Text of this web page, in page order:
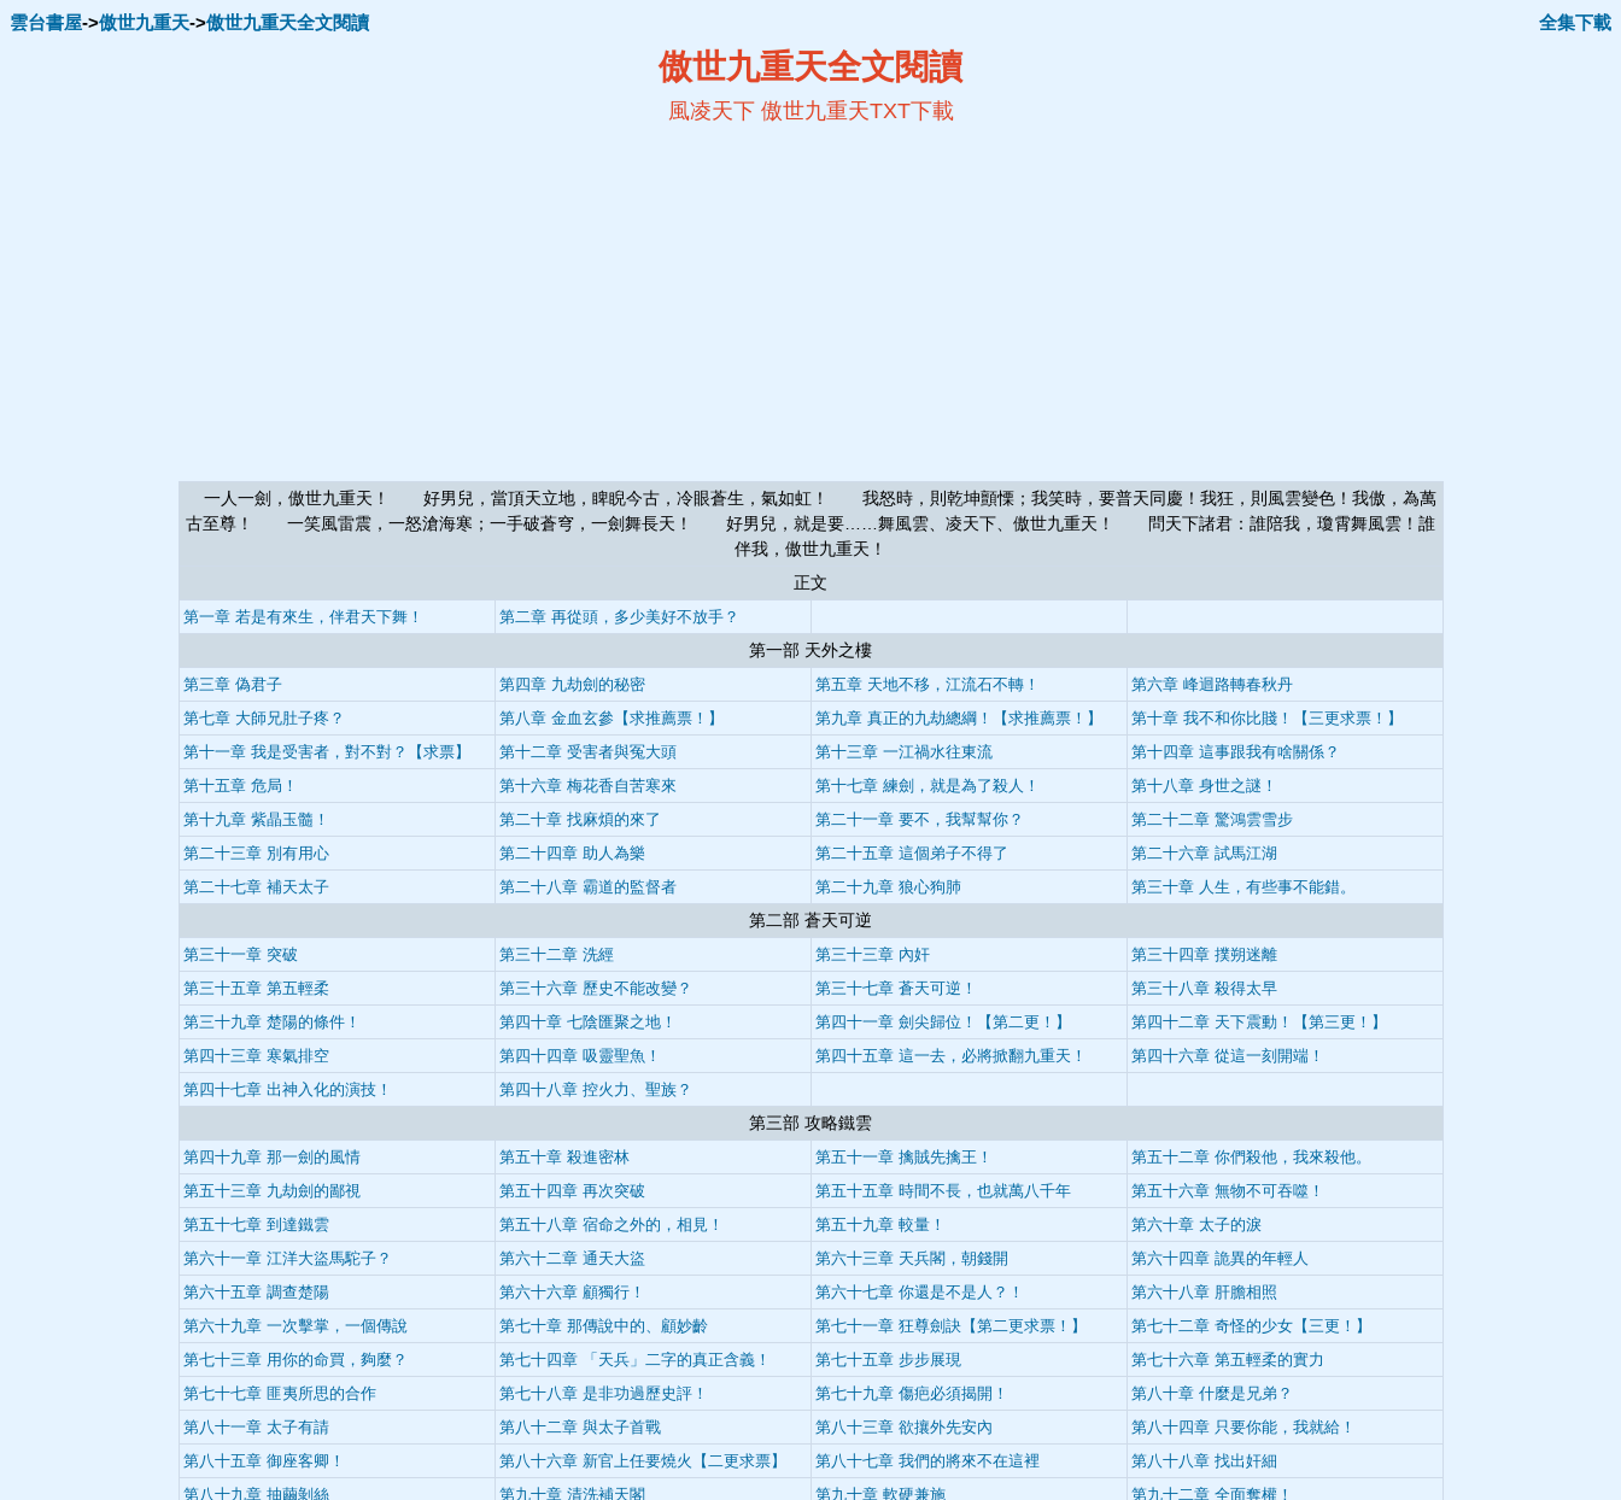
雲台書屋->傲世九重天->傲世九重天全文閱讀 全集下載
傲世九重天全文閱讀
風凌天下 傲世九重天TXT下載
一人一劍，傲世九重天！ 好男兒，當頂天立地，睥睨今古，冷眼蒼生，氣如虹！ 我怒時，則乾坤顫慄；我笑時，要普天同慶！我狂，則風雲變色！我傲，為萬
古至尊！ 一笑風雷震，一怒滄海寒；一手破蒼穹，一劍舞長天！ 好男兒，就是要……舞風雲、凌天下、傲世九重天！ 問天下諸君：誰陪我，瓊霄舞風雲！誰
伴我，傲世九重天！
正文
第一章 若是有來生，伴君天下舞！ 第二章 再從頭，多少美好不放手？
第一部 天外之樓
第三章 偽君子 第四章 九劫劍的秘密 第五章 天地不移，江流石不轉！
第六章 峰迴路轉春秋丹
第七章 大師兄肚子疼？
第八章 金血玄參【求推薦票！】 第九章 真正的九劫總綱！【求推薦票！】
第十章 我不和你比賤！【三更求票！】
第十一章 我是受害者，對不對？【求票】
第十二章 受害者與冤大頭 第十三章 一江禍水往東流
第十四章 這事跟我有啥關係？
第十五章 危局！
第十六章 梅花香自苦寒來 第十七章 練劍，就是為了殺人！
第十八章 身世之謎！
第十九章 紫晶玉髓！
第二十章 找麻煩的來了 第二十一章 要不，我幫幫你？
第二十二章 驚鴻雲雪步
第二十三章 別有用心
第二十四章 助人為樂 第二十五章 這個弟子不得了
第二十六章 試馬江湖
第二十七章 補天太子
第二十八章 霸道的監督者 第二十九章 狼心狗肺 第三十章 人生，有些事不能錯。
第二部 蒼天可逆
第三十一章 突破 第三十二章 洗經 第三十三章 內奸
第三十四章 撲朔迷離
第三十五章 第五輕柔
第三十六章 歷史不能改變？ 第三十七章 蒼天可逆！
第三十八章 殺得太早
第三十九章 楚陽的條件！
第四十章 七陰匯聚之地！ 第四十一章 劍尖歸位！【第二更！】
第四十二章 天下震動！【第三更！】
第四十三章 寒氣排空
第四十四章 吸靈聖魚！ 第四十五章 這一去，必將掀翻九重天！
第四十六章 從這一刻開端！
第四十七章 出神入化的演技！
第四十八章 控火力、聖族？
第三部 攻略鐵雲
第四十九章 那一劍的風情 第五十章 殺進密林 第五十一章 擒賊先擒王！
第五十二章 你們殺他，我來殺他。
第五十三章 九劫劍的鄙視
第五十四章 再次突破 第五十五章 時間不長，也就萬八千年
第五十六章 無物不可吞噬！
第五十七章 到達鐵雲
第五十八章 宿命之外的，相見！ 第五十九章 較量！
第六十章 太子的淚
第六十一章 江洋大盜馬駝子？
第六十二章 通天大盜 第六十三章 天兵閣，朝錢開
第六十四章 詭異的年輕人
第六十五章 調查楚陽
第六十六章 顧獨行！ 第六十七章 你還是不是人？！
第六十八章 肝膽相照
第六十九章 一次擊掌，一個傳說
第七十章 那傳說中的、顧妙齡 第七十一章 狂尊劍訣【第二更求票！】
第七十二章 奇怪的少女【三更！】
第七十三章 用你的命買，夠麼？
第七十四章 「天兵」二字的真正含義！ 第七十五章 步步展現
第七十六章 第五輕柔的實力
第七十七章 匪夷所思的合作
第七十八章 是非功過歷史評！ 第七十九章 傷疤必須揭開！
第八十章 什麼是兄弟？
第八十一章 太子有請
第八十二章 與太子首戰 第八十三章 欲攘外先安內
第八十四章 只要你能，我就給！
第八十五章 御座客卿！
第八十六章 新官上任要燒火【二更求票】 第八十七章 我們的將來不在這裡
第八十八章 找出奸細
第八十九章 抽繭剝絲
第九十章 清洗補天閣 第九十章 軟硬兼施
第九十二章 全面奪權！